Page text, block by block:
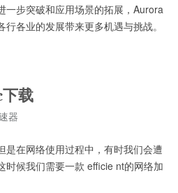
步突破和应用场景的拓展，Aurora
各业的发展带来更多机遇与挑战。
载
器
在网络使用过程中，有时我们会遭
时候我们需要一款 efficie nt的网络加